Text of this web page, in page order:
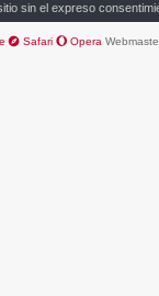
sin el expreso
Safari Opera